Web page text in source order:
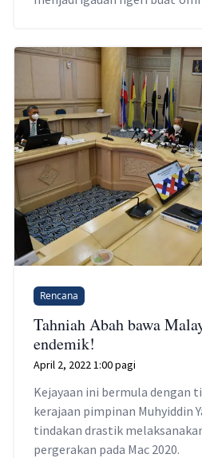
Rencana
Tahniah Abah bawa
endemik!
April 2, 2022 1:00 pagi
Kejayaan ini bermula dengan
kerajaan pimpinan Muhyiddin
tindakan drastik
pergerakan pada Mac 2020.